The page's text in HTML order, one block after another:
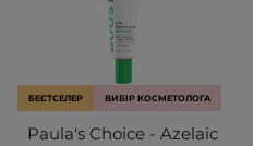
БЕСТСЕЛЕР ВИБІР КОСМЕТОЛОГА
Paula's Choice - Azelaic